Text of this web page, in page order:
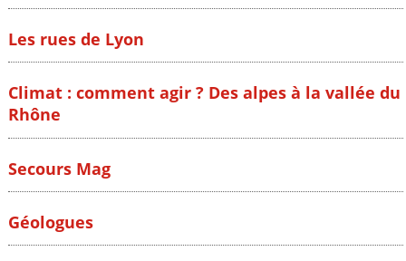
Les rues de Lyon
Climat : comment agir ? Des alpes à la vallée du
Rhône
Secours Mag
Géologues